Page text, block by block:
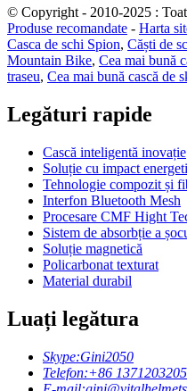
© Copyright - 2010-2025 :
Produse recomandate - Harta
Casca de schi Spion, Căști de
Mountain Bike, Cea mai bună
traseu, Cea mai bună cască de
Legături rapide
Cască inteligentă inovație
Soluție cu impact
Tehnologie compozit și
Interfon Bluetooth Mesh
Procesare CMF Hight
Sistem de absorbție a
Soluție magnetică
Policarbonat texturat
Material durabil
Luați legătura
Skype:Gini2050
Telefon:+86